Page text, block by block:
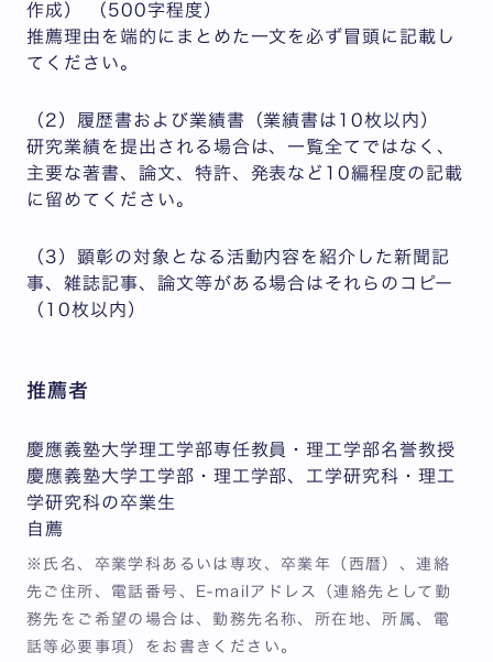
作成） （500字程度）
推薦理由を端的にまとめた一文を必ず冒頭に記載し
てください。
（2）履歴書および業績書（業績書は10枚以内）
研究業績を提出される場合は、一覧全てではなく、
主要な著書、論文、特許、発表など10編程度の記載
に留めてください。
（3）顕彰の対象となる活動内容を紹介した新聞記
事、雑誌記事、論文等がある場合はそれらのコピー
（10枚以内）
推薦者
慶應義塾大学理工学部専任教員・理工学部名誉教授
慶應義塾大学工学部・理工学部、工学研究科・理工
学研究科の卒業生
自薦
※氏名、卒業学科あるいは専攻、卒業年（西暦）、連絡
先ご住所、電話番号、E-mailアドレス（連絡先として勤
務先をご希望の場合は、勤務先名称、所在地、所属、電
話等必要事項）をお書きください。